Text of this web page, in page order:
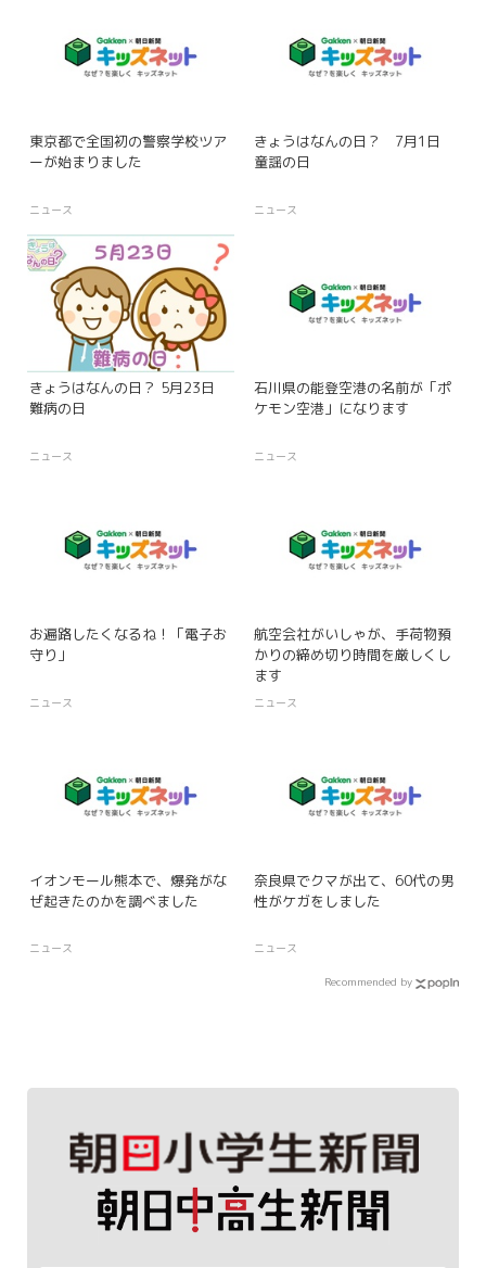
東京都で全国初の警察学校ツア
ーが始まりました
ニュース
きょうはなんの日？ 7月1日
童謡の日
ニュース
きょうはなんの日？ 5月23日
難病の日
ニュース
石川県の能登空港の名前が「ポ
ケモン空港」になります
ニュース
お遍路したくなるね！「電子お
守り」
ニュース
航空会社がいしゃが、手荷物預
かりの締め切り時間を厳しくし
ます
ニュース
イオンモール熊本で、爆発がな
ぜ起きたのかを調べました
ニュース
奈良県でクマが出て、60代の男
性がケガをしました
ニュース
Recommended by